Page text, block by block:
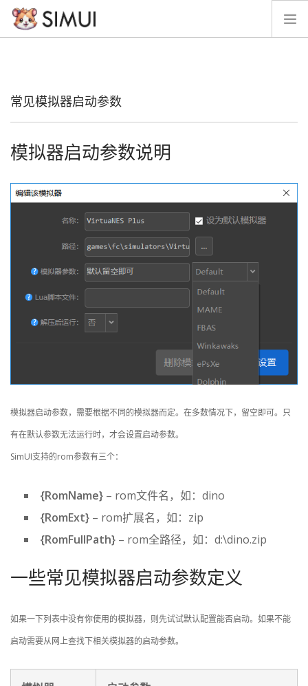
留言
帮助文档
SIMUI资源
周边素材
SEARCH SITE
常见模拟器启动参数
模拟器启动参数说明
模拟器启动参数，需要根据不同的模拟器而定。在多数情况下，留空即可。只
有在默认参数无法运行时，才会设置启动参数。
SimUI支持的rom参数有三个：
{RomName} – rom文件名，如：dino
{RomExt} – rom扩展名，如：zip
{RomFullPath} – rom全路径，如：d:\dino.zip
一些常见模拟器启动参数定义
如果一下列表中没有你使用的模拟器，则先试试默认配置能否启动。如果不能
启动需要从网上查找下相关模拟器的启动参数。